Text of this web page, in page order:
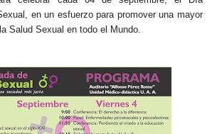
en un esfuerzo para promover una mayor
Salud Sexual en todo el Mundo.